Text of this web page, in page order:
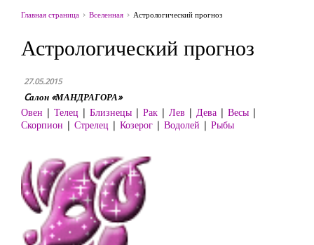
Главная страница Вселенная Астрологический прогноз
Астрологический прогноз
27.05.2015
Cалон «МАНДРАГОРА»
Овен | Телец | Близнецы | Рак | Лев | Дева | Весы |
Скорпион | Стрелец | Козерог | Водолей | Рыбы